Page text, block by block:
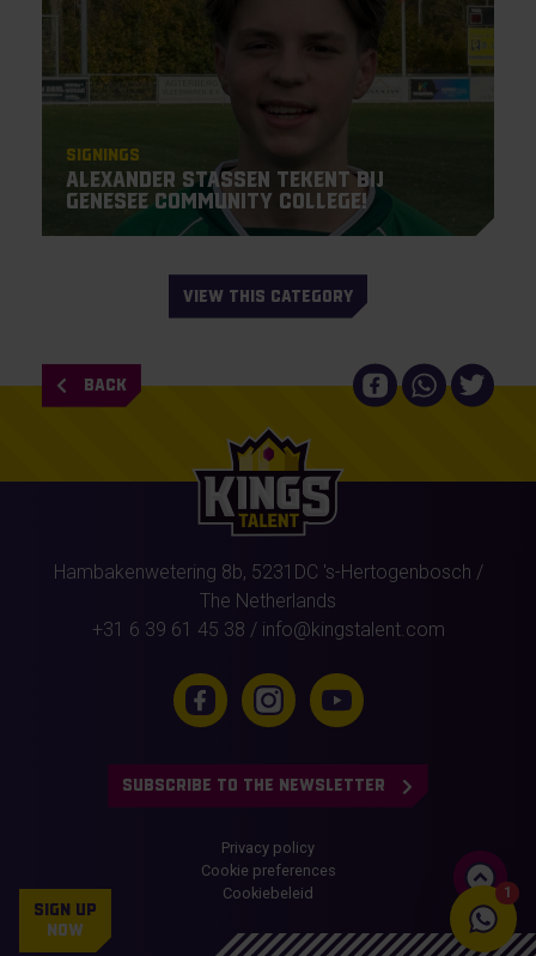
Signings
Alexander Stassen tekent bij
Genesee Community College!
VIEW THIS CATEGORY
BACK
Hambakenwetering 8b, 5231DC 's-Hertogenbosch /
The Netherlands
+31 6 39 61 45 38 / info@kingstalent.com
SUBSCRIBE TO THE NEWSLETTER
Privacy policy
Cookie preferences
Cookiebeleid
SIGN UP
NOW
1